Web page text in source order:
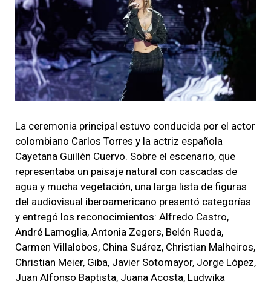
La ceremonia principal estuvo conducida por el actor
colombiano Carlos Torres y la actriz española
Cayetana Guillén Cuervo. Sobre el escenario, que
representaba un paisaje natural con cascadas de
agua y mucha vegetación, una larga lista de figuras
del audiovisual iberoamericano presentó categorías
y entregó los reconocimientos: Alfredo Castro,
André Lamoglia, Antonia Zegers, Belén Rueda,
Carmen Villalobos, China Suárez, Christian Malheiros,
Christian Meier, Giba, Javier Sotomayor, Jorge López,
Juan Alfonso Baptista, Juana Acosta, Ludwika